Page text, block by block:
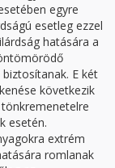
egyre
esetleg ezzel
hatására a
E két
következik
esetén.
extrém
romlanak